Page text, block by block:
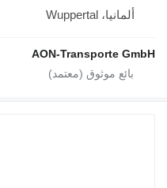
ألمانيا، Wuppertal
AON-Transporte